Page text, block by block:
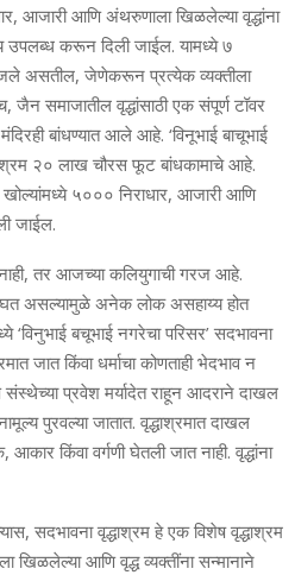
आजारी आणि अंथरुणाला खिळलेल्या वृद्धांना
उपलब्ध करून दिली जाईल. यामध्ये ७
असतील, जेणेकरून प्रत्येक व्यक्तीला
समाजातील वृद्धांसाठी एक संपूर्ण टॉवर
बांधण्यात आले आहे. ‘विनूभाई बाचूभाई
२० लाख चौरस फूट बांधकामाचे आहे.
५००० निराधार, आजारी आणि
जाईल.
तर आजच्या कलियुगाची गरज आहे.
असल्यामुळे अनेक लोक असहाय्य होत
‘विनुभाई बचूभाई नगरेचा परिसर’ सदभावना
जात किंवा धर्माचा कोणताही भेदभाव न
संस्थेच्या प्रवेश मर्यादेत राहून आदराने दाखल
पुरवल्या जातात. वृद्धाश्रमात दाखल
किंवा वर्गणी घेतली जात नाही. वृद्धांना
सदभावना वृद्धाश्रम हे एक विशेष वृद्धाश्रम
खिळलेल्या आणि वृद्ध व्यक्तींना सन्मानाने